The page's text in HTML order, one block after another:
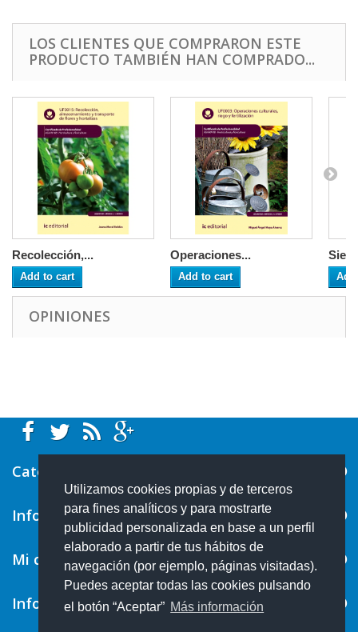
Utilizamos cookies propias y de terceros
para fines analíticos y para mostrarte
publicidad personalizada en base a un perfil
elaborado a partir de tus hábitos de
navegación (por ejemplo, páginas visitadas).
Puedes aceptar todas las cookies pulsando
el botón “Aceptar” Más información
LOS CLIENTES QUE COMPRARON ESTE
PRODUCTO TAMBIÉN HAN COMPRADO...
Recolección,...
Add to cart
Operaciones...
Add to cart
OPINIONES
Categorías
Información
Mi cuenta
Información sobre la tienda